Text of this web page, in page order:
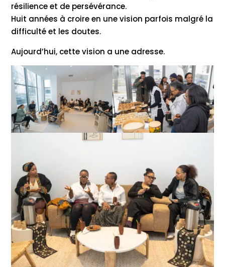
résilience et de persévérance.
Huit années à croire en une vision parfois malgré la
difficulté et les doutes.
Aujourd’hui, cette vision a une adresse.